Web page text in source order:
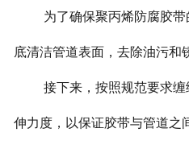
为了确保聚丙烯防腐胶
底清洁管道表面，去除油污和
接下来，按照规范要求
伸力度，以保证胶带与管道之